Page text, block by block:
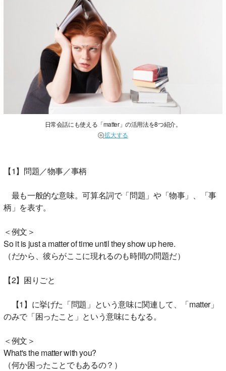
日常会話にも使える「matter」の活用法を8つ紹介。
拡大する
【1】問題／物事／事柄
最も一般的な意味。可算名詞で「問題」や「物事」、「事
柄」を表す。
＜例文＞
So it is just a matter of time until they show up here.
（だから、彼らがここに現れるのも時間の問題だ）
【2】困りごと
【1】に挙げた「問題」という意味に関連して、「matter」
のみで「困ったこと」という意味にもなる。
＜例文＞
What's the matter with you?
（何か困ったことでもあるの？）